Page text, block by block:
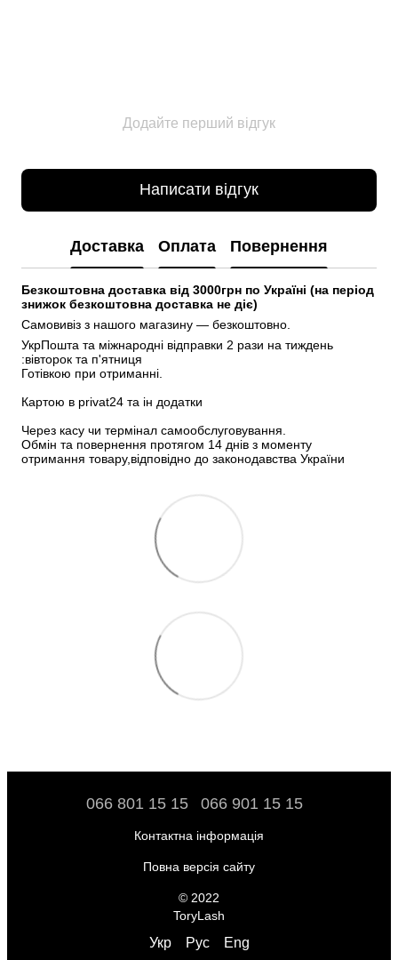
Додайте перший відгук
Написати відгук
Доставка Оплата Повернення
Безкоштовна доставка від 3000грн по Україні (на період
знижок безкоштовна доставка не діє)
Самовивіз з нашого магазину — безкоштовно.
УкрПошта та міжнародні відправки 2 рази на тиждень
:вівторок та п'ятниця
Готівкою при отриманні.
Картою в privat24 та ін додатки
Через касу чи термінал самообслуговування.
Обмін та повернення протягом 14 днів з моменту
отримання товару,відповідно до законодавства України
066 801 15 15 066 901 15 15
Контактна інформація
Повна версія сайту
© 2022
ToryLash
Укр Рус Eng